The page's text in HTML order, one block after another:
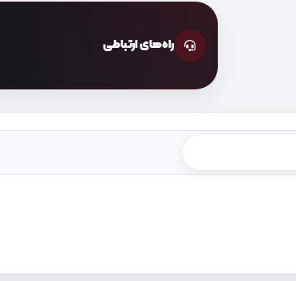
راه‌های ارتباطی